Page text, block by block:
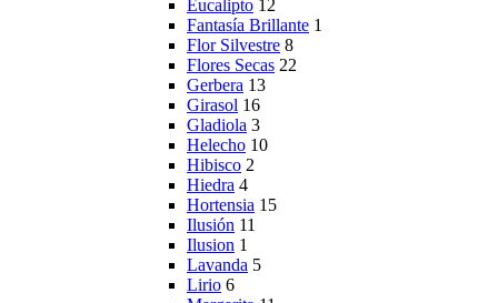
Eucalipto 12
Fantasía Brillante 1
Flor Silvestre 8
Flores Secas 22
Gerbera 13
Girasol 16
Gladiola 3
Helecho 10
Hibisco 2
Hiedra 4
Hortensia 15
Ilusión 11
Ilusion 1
Lavanda 5
Lirio 6